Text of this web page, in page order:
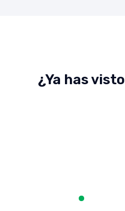
¿Ya has visto